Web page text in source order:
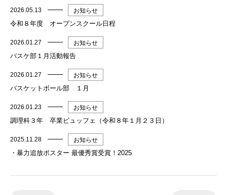
2026.05.13 お知らせ
令和８年度 オープンスクール日程
2026.01.27 お知らせ
バスケ部１月活動報告
2026.01.27 お知らせ
バスケットボール部 １月
2026.01.23 お知らせ
調理科３年 卒業ビュッフェ（令和８年１月２３日）
2025.11.28 お知らせ
・暴力追放ポスター 最優秀賞受賞！2025